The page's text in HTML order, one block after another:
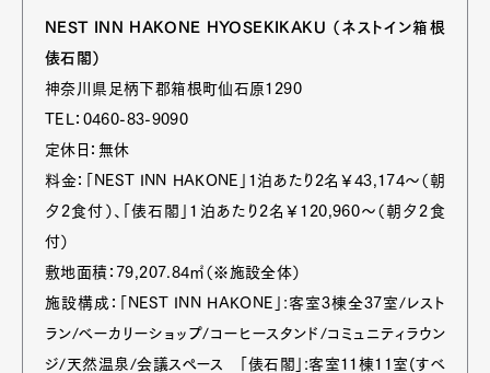
Pen Membership
Magazine
Official Columnist
About
Pen Meet
Pen international Pen tw
NEST INN HAKONE HYOSEKIKAKU （ネストイン箱根
俵石閣）
神奈川県足柄下郡箱根町仙石原1290
TEL：0460-83-9090
定休日：無休
料金：「NEST INN HAKONE」1泊あたり2名￥43,174～（朝
夕2食付）、「俵石閣」1泊あたり2名￥120,960～（朝夕2食
付）
敷地面積：79,207.84㎡（※施設全体）
施設構成：「NEST INN HAKONE」:客室3棟全37室/レスト
ラン/ベーカリーショップ/コーヒースタンド/コミュニティラウン
ジ/天然温泉/会議スペース 「俵石閣」:客室11棟11室(すべ